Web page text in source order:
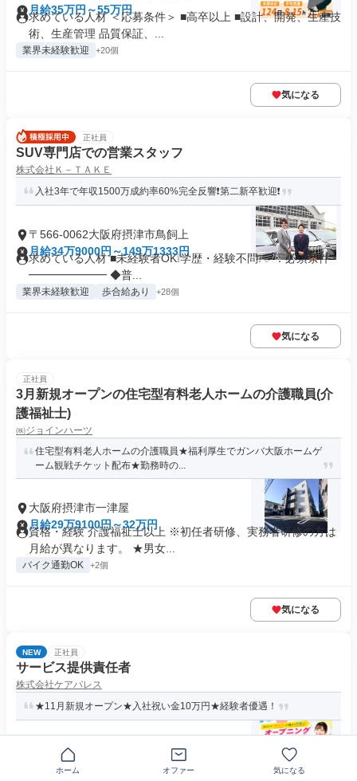
月給35万円～55万円
求めている人材 ＜応募条件＞ ■高卒以上 ■設計、開発、生産技
術、生産管理 品質保証、...
業界未経験歓迎 +20個
気になる
正社員
SUV専門店での営業スタッフ
株式会社Ｋ－ＴＡＫＥ
入社3年で年収1500万成約率60%完全反響❗第二新卒歓迎❗
〒566-0062大阪府摂津市鳥飼上
月給34万9000円～149万1333円
求めている人材 ■未経験者OK❕学歴・経験不問❕ ✅：必須条件
━━━━━━━ ◆普...
業界未経験歓迎 歩合給あり +28個
気になる
正社員
3月新規オープンの住宅型有料老人ホームの介護職員(介
護福祉士)
㈱ジョインハーツ
住宅型有料老人ホームの介護職員★福利厚生でガンバ大阪ホームゲ
ーム観戦チケット配布★勤務時の...
大阪府摂津市一津屋
月給29万9100円～32万円
資格・経験 介護福祉士以上 ※初任者研修、実務者研修の方は
月給が異なります。 ★男女...
バイク通勤OK +2個
気になる
NEW 正社員
サービス提供責任者
株式会社ケアパレス
★11月新規オープン★入社祝い金10万円★経験者優遇！
大阪府摂津市三島
月給32万円～35万円
求める人材: ★応募条件 介護福祉士または実務者研修取得者
ホーム オファー 気になる